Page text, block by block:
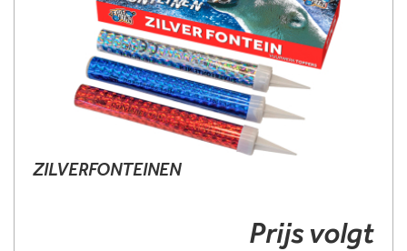
ZILVERFONTEINEN
Prijs volgt